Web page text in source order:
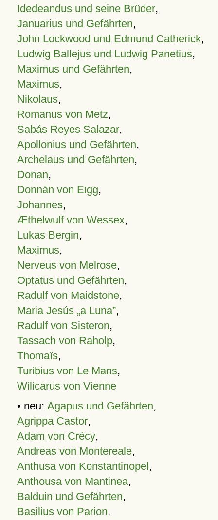
Idedeandus und seine Brüder,
Januarius und Gefährten,
John Lockwood und Edmund Catherick,
Ludwig Ballejus und Ludwig Panetius,
Maximus und Gefährten,
Maximus,
Nikolaus,
Romanus von Metz,
Sabás Reyes Salazar,
Apollonius und Gefährten,
Archelaus und Gefährten,
Donan,
Donnán von Eigg,
Johannes,
Æthelwulf von Wessex,
Lukas Bergin,
Maximus,
Nerveus von Melrose,
Optatus und Gefährten,
Radulf von Maidstone,
Maria Jesús „a Luna”,
Radulf von Sisteron,
Tassach von Raholp,
Thomaïs,
Turibius von Le Mans,
Wilicarus von Vienne
• neu: Agapus und Gefährten,
Agrippa Castor,
Adam von Crécy,
Andreas von Montereale,
Anthusa von Konstantinopel,
Anthousa von Mantinea,
Balduin und Gefährten,
Basilius von Parion,